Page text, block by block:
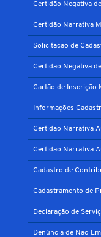
Certidão Negativa
Certidão Narrativa
Solicitacao de
Certidão Negativa
Cartão de Inscrição
Informações
Certidão Narrativa
Certidão Narrativa
Cadastro de
Cadastramento de
Declaração de
Denúncia de Não